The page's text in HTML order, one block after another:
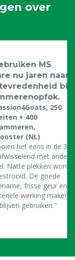
over
MS
nu jaren naar
bij
250
+ 400
(NL)
het eens in de 3-4
met ander
Natte plekken
De goede
frisse geur en
werking maken
gebruiken."